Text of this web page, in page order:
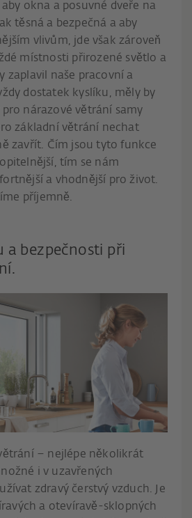
okna a posuvné dveře na
těsná a bezpečná a aby
vlivům, jde však zároveň
místnosti přirozené světlo a
zaplavil naše pracovní a
dostatek kyslíku, měly by
nárazové větrání samy
základní větrání nechat
zavřít. Čím jsou tyto funkce
tím se nám
a vhodnější pro život.
příjemně.
a bezpečnosti při
– nejlépe několikrát
i v uzavřených
zdravý čerstvý vzduch. Je
a otevíravě-sklopných